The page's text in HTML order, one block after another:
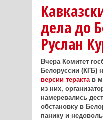
дела до
Руслан
Вчера Комитет
Белоруссии (КГБ)
версии терактав
из них,
намеревались
обстановку в
панику и